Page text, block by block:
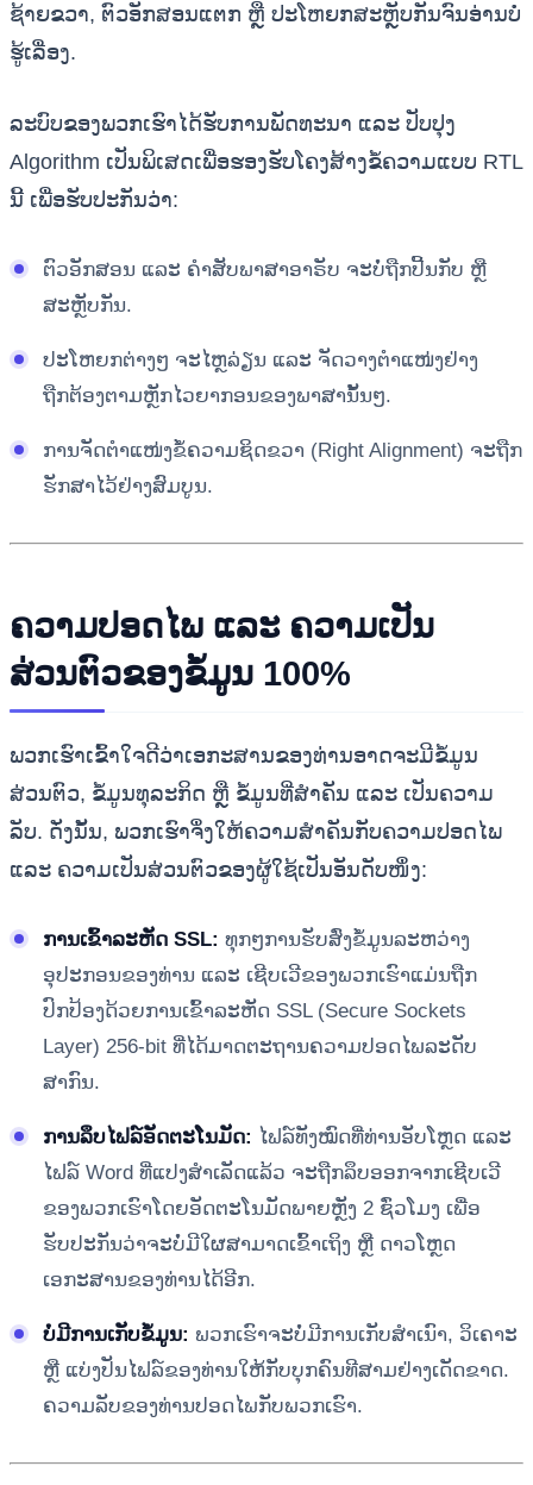
ຊ້າຍຂວາ, ຕົວອັກສອນແຕກ ຫຼື ປະໂຫຍກສະຫຼັບກັນຈົນອ່ານບໍ່
ຮູ້ເລື່ອງ.
ລະບົບຂອງພວກເຮົາໄດ້ຮັບການພັດທະນາ ແລະ ປັບປຸງ
Algorithm ເປັນພິເສດເພື່ອຮອງຮັບໂຄງສ້າງຂໍ້ຄວາມແບບ RTL
ນີ້ ເພື່ອຮັບປະກັນວ່າ:
ຕົວອັກສອນ ແລະ ຄໍາສັບພາສາອາຣັບ ຈະບໍ່ຖືກປີ້ນກັບ ຫຼື
ສະຫຼັບກັນ.
ປະໂຫຍກຕ່າງໆ ຈະໄຫຼລ່ຽນ ແລະ ຈັດວາງຕໍາແໜ່ງຢ່າງ
ຖືກຕ້ອງຕາມຫຼັກໄວຍາກອນຂອງພາສານັ້ນໆ.
ການຈັດຕໍາແໜ່ງຂໍ້ຄວາມຊິດຂວາ (Right Alignment) ຈະຖືກ
ຮັກສາໄວ້ຢ່າງສົມບູນ.
ຄວາມປອດໄພ ແລະ ຄວາມເປັນ
ສ່ວນຕົວຂອງຂໍ້ມູນ 100%
ພວກເຮົາເຂົ້າໃຈດີວ່າເອກະສານຂອງທ່ານອາດຈະມີຂໍ້ມູນ
ສ່ວນຕົວ, ຂໍ້ມູນທຸລະກິດ ຫຼື ຂໍ້ມູນທີ່ສໍາຄັນ ແລະ ເປັນຄວາມ
ລັບ. ດັ່ງນັ້ນ, ພວກເຮົາຈຶ່ງໃຫ້ຄວາມສໍາຄັນກັບຄວາມປອດໄພ
ແລະ ຄວາມເປັນສ່ວນຕົວຂອງຜູ້ໃຊ້ເປັນອັນດັບໜຶ່ງ:
ການເຂົ້າລະຫັດ SSL: ທຸກໆການຮັບສົ່ງຂໍ້ມູນລະຫວ່າງ
ອຸປະກອນຂອງທ່ານ ແລະ ເຊີບເວີຂອງພວກເຮົາແມ່ນຖືກ
ປົກປ້ອງດ້ວຍການເຂົ້າລະຫັດ SSL (Secure Sockets
Layer) 256-bit ທີ່ໄດ້ມາດຕະຖານຄວາມປອດໄພລະດັບ
ສາກົນ.
ການລຶບໄຟລ໌ອັດຕະໂນມັດ: ໄຟລ໌ທັງໝົດທີ່ທ່ານອັບໂຫຼດ ແລະ
ໄຟລ໌ Word ທີ່ແປງສໍາເລັດແລ້ວ ຈະຖືກລຶບອອກຈາກເຊີບເວີ
ຂອງພວກເຮົາໂດຍອັດຕະໂນມັດພາຍຫຼັງ 2 ຊົ່ວໂມງ ເພື່ອ
ຮັບປະກັນວ່າຈະບໍ່ມີໃຜສາມາດເຂົ້າເຖິງ ຫຼື ດາວໂຫຼດ
ເອກະສານຂອງທ່ານໄດ້ອີກ.
ບໍ່ມີການເກັບຂໍ້ມູນ: ພວກເຮົາຈະບໍ່ມີການເກັບສໍາເນົາ, ວິເຄາະ
ຫຼື ແບ່ງປັນໄຟລ໌ຂອງທ່ານໃຫ້ກັບບຸກຄົນທີສາມຢ່າງເດັດຂາດ.
ຄວາມລັບຂອງທ່ານປອດໄພກັບພວກເຮົາ.